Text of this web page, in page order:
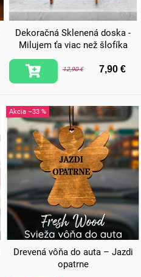
Dekoračná Sklenená doska -
Milujem ťa viac než šlofíka
12,90 € 7,90 €
–33 %
Drevená vôňa do auta – Jazdi
opatrne